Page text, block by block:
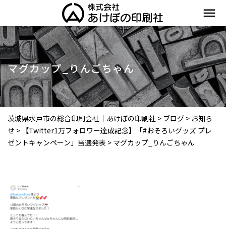
menu
マグカップ_りんごちゃん
茨城県水戸市の総合印刷会社｜あけぼの印刷社 > ブログ > お知ら
せ > 【Twitter1万フォロワー達成記念】「#おそろいグッズ プレ
ゼントキャンペーン」当選発表 > マグカップ_りんごちゃん